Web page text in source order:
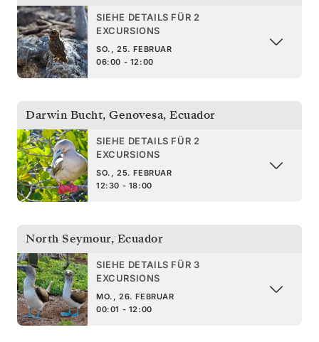
SIEHE DETAILS FÜR 2
EXCURSIONS
SO., 25. FEBRUAR
06:00 - 12:00
Darwin Bucht, Genovesa, Ecuador
SIEHE DETAILS FÜR 2
EXCURSIONS
SO., 25. FEBRUAR
12:30 - 18:00
North Seymour, Ecuador
SIEHE DETAILS FÜR 3
EXCURSIONS
MO., 26. FEBRUAR
00:01 - 12:00